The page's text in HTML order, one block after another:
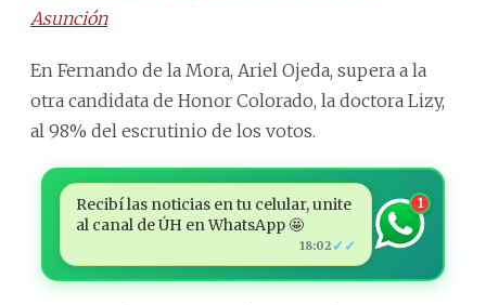
Asunción
En Fernando de la Mora, Ariel Ojeda, supera a la
otra candidata de Honor Colorado, la doctora Lizy,
al 98% del escrutinio de los votos.
Recibí las noticias en tu celular, unite
al canal de ÚH en WhatsApp 🤩
18:02 ✓✓
1